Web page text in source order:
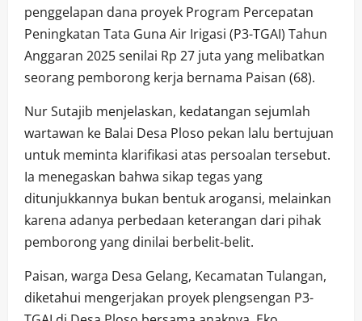
penggelapan dana proyek Program Percepatan
Peningkatan Tata Guna Air Irigasi (P3-TGAI) Tahun
Anggaran 2025 senilai Rp 27 juta yang melibatkan
seorang pemborong kerja bernama Paisan (68).
Nur Sutajib menjelaskan, kedatangan sejumlah
wartawan ke Balai Desa Ploso pekan lalu bertujuan
untuk meminta klarifikasi atas persoalan tersebut.
Ia menegaskan bahwa sikap tegas yang
ditunjukkannya bukan bentuk arogansi, melainkan
karena adanya perbedaan keterangan dari pihak
pemborong yang dinilai berbelit-belit.
Paisan, warga Desa Gelang, Kecamatan Tulangan,
diketahui mengerjakan proyek plengsengan P3-